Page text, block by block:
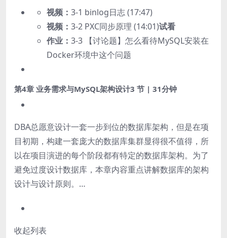
视频： 3-1 binlog日志 (17:47)
视频： 3-2 PXC同步原理 (14:01)试看
作业： 3-3 【讨论题】怎么看待MySQL安装在
Docker环境中这个问题
第4章 业务需求与MySQL架构设计3 节 | 31分钟
DBA总愿意设计一套一步到位的数据库架构，但是在项
目初期，构建一套庞大的数据库集群显得很不值得，所
以在项目演进的每个阶段都有特定的数据库架构。为了
避免过度设计数据库，本章内容重点讲解数据库的架构
设计与设计原则。…
收起列表